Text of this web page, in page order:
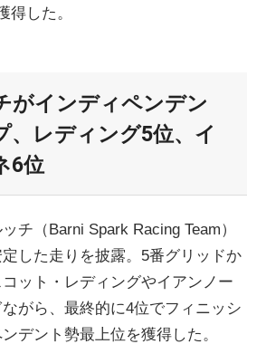
得した。
がインディペンデン
、レディング5位、イ
6位
チ（Barni Spark Racing Team）
した走りを披露。5番グリッドか
ット・レディングやイアンノー
がら、最終的に4位でフィニッシ
デント勢最上位を獲得した。